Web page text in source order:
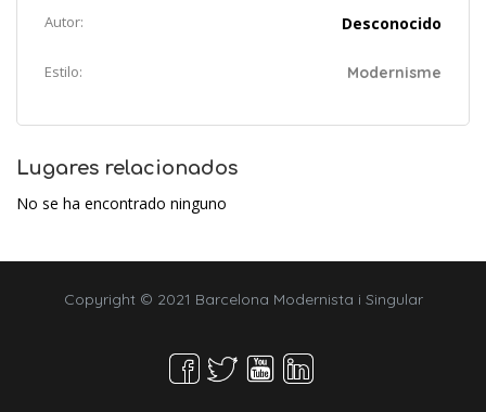
Autor: Desconocido
Estilo: Modernisme
Lugares relacionados
No se ha encontrado ninguno
Copyright © 2021 Barcelona Modernista i Singular